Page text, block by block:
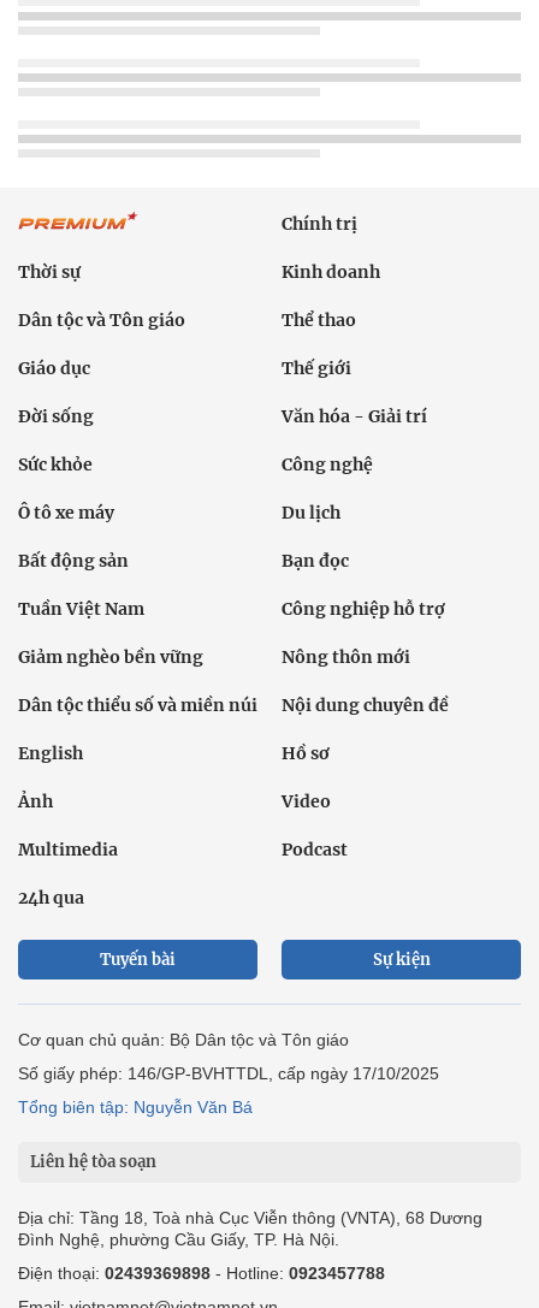
Chính trị
Thời sự Kinh doanh
Dân tộc và Tôn giáo Thể thao
Giáo dục Thế giới
Đời sống Văn hóa - Giải trí
Sức khỏe Công nghệ
Ô tô xe máy Du lịch
Bất động sản Bạn đọc
Tuần Việt Nam Công nghiệp hỗ trợ
Giảm nghèo bền vững Nông thôn mới
Dân tộc thiểu số và miền núi Nội dung chuyên đề
English Hồ sơ
Ảnh Video
Multimedia Podcast
24h qua
Tuyến bài Sự kiện
Cơ quan chủ quản: Bộ Dân tộc và Tôn giáo
Số giấy phép: 146/GP-BVHTTDL, cấp ngày 17/10/2025
Tổng biên tập: Nguyễn Văn Bá
Liên hệ tòa soạn
Địa chỉ: Tầng 18, Toà nhà Cục Viễn thông (VNTA), 68 Dương
Đình Nghệ, phường Cầu Giấy, TP. Hà Nội.
Điện thoại: 02439369898 - Hotline: 0923457788